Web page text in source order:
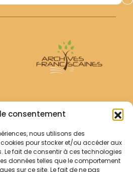
consentement
nous utilisons des
pour stocker et/ou accéder aux
fait de consentir à ces technologies
données telles que le comportement
sur ce site. Le fait de ne pas